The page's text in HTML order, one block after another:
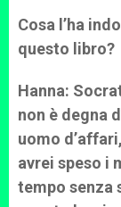
Cosa l’ha
questo libro?
Hanna:
non è degna
uomo
avrei speso i
tempo senza